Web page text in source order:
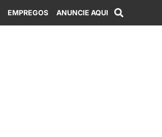
EMPREGOS ANUNCIE AQUI